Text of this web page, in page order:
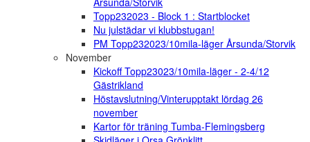
Topp232023 - Block 1 : Startblocket
Nu julstädar vi klubbstugan!
PM Topp232023/10mila-läger Årsunda/Storvik
November
Kickoff Topp23023/10mila-läger - 2-4/12
Gästrikland
Höstavslutning/Vinterupptakt lördag 26
november
Kartor för träning Tumba-Flemingsberg